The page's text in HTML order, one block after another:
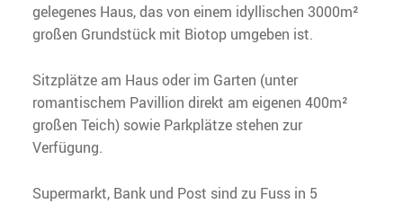
gelegenes Haus, das von einem idyllischen 3000m²
großen Grundstück mit Biotop umgeben ist.
Sitzplätze am Haus oder im Garten (unter
romantischem Pavillion direkt am eigenen 400m²
großen Teich) sowie Parkplätze stehen zur
Verfügung.
Supermarkt, Bank und Post sind zu Fuss in 5